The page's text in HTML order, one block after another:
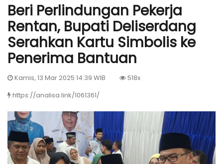
Beri Perlindungan Pekerja
Rentan, Bupati Deliserdang
Serahkan Kartu Simbolis ke
Penerima Bantuan
Kamis, 13 Mar 2025 14:39 WIB
518x
https://analisa.link/1061361/